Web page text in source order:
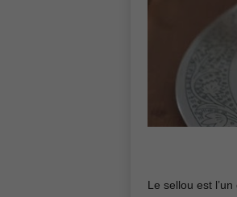
Le sellou est